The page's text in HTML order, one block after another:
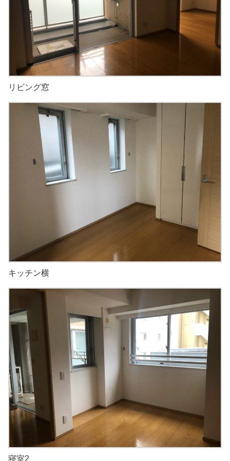
リビング窓
キッチン横
寝室2